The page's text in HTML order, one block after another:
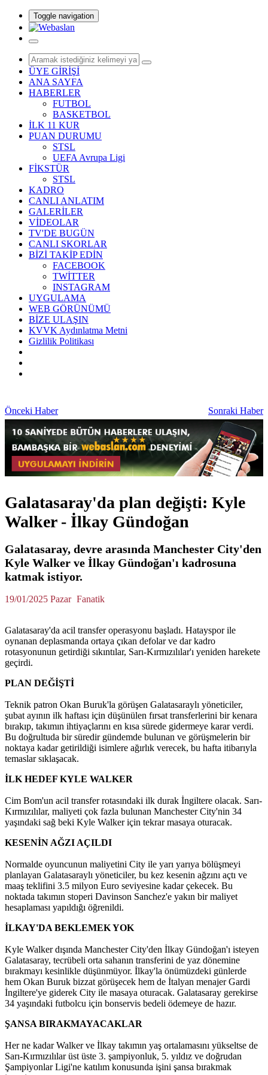
Toggle navigation
ÜYE GİRİŞİ
ANA SAYFA
HABERLER
FUTBOL
BASKETBOL
İLK 11 KUR
PUAN DURUMU
STSL
UEFA Avrupa Ligi
FİKSTÜR
STSL
KADRO
CANLI ANLATIM
GALERİLER
VİDEOLAR
TV'DE BUGÜN
CANLI SKORLAR
BİZİ TAKİP EDİN
FACEBOOK
TWİTTER
INSTAGRAM
UYGULAMA
WEB GÖRÜNÜMÜ
BİZE ULAŞIN
KVVK Aydınlatma Metni
Gizlilik Politikası
Önceki Haber Sonraki Haber
Galatasaray'da plan değişti: Kyle
Walker - İlkay Gündoğan
Galatasaray, devre arasında Manchester City'den
Kyle Walker ve İlkay Gündoğan'ı kadrosuna
katmak istiyor.
19/01/2025 Pazar Fanatik
Galatasaray'da acil transfer operasyonu başladı. Hatayspor ile
oynanan deplasmanda ortaya çıkan defolar ve dar kadro
rotasyonunun getirdiği sıkıntılar, Sarı-Kırmızılılar'ı yeniden harekete
geçirdi.
PLAN DEĞİŞTİ
Teknik patron Okan Buruk'la görüşen Galatasaraylı yöneticiler,
şubat ayının ilk haftası için düşünülen fırsat transferlerini bir kenara
bırakıp, takımın ihtiyaçlarını en kısa sürede gidermeye karar verdi.
Bu doğrultuda bir süredir gündemde bulunan ve görüşmelerin bir
noktaya kadar getirildiği isimlere ağırlık verecek, bu hafta itibarıyla
temaslar sıklaşacak.
İLK HEDEF KYLE WALKER
Cim Bom'un acil transfer rotasındaki ilk durak İngiltere olacak. Sarı-
Kırmızılılar, maliyeti çok fazla bulunan Manchester City'nin 34
yaşındaki sağ beki Kyle Walker için tekrar masaya oturacak.
KESENİN AĞZI AÇILDI
Normalde oyuncunun maliyetini City ile yarı yarıya bölüşmeyi
planlayan Galatasaraylı yöneticiler, bu kez kesenin ağzını açtı ve
maaş teklifini 3.5 milyon Euro seviyesine kadar çekecek. Bu
noktada takımın stoperi Davinson Sanchez'e yakın bir maliyet
hesaplaması yapıldığı öğrenildi.
İLKAY'DA BEKLEMEK YOK
Kyle Walker dışında Manchester City'den İlkay Gündoğan'ı isteyen
Galatasaray, tecrübeli orta sahanın transferini de yaz dönemine
bırakmayı kesinlikle düşünmüyor. İlkay'la önümüzdeki günlerde
hem Okan Buruk bizzat görüşecek hem de İtalyan menajer Gardi
İngiltere'ye giderek City ile masaya oturacak. Galatasaray gerekirse
34 yaşındaki futbolcu için bonservis bedeli ödemeye de hazır.
ŞANSA BIRAKMAYACAKLAR
Her ne kadar Walker ve İlkay takımın yaş ortalamasını yükseltse de
Sarı-Kırmızılılar üst üste 3. şampiyonluk, 5. yıldız ve doğrudan
Şampiyonlar Ligi'ne katılım konusunda işini şansa bırakmak